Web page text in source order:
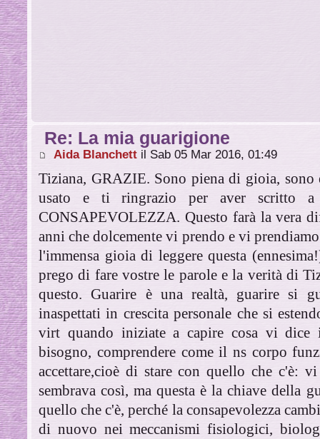
Re: La mia guarigione
Aida Blanchett il Sab 05 Mar 2016, 01:49
Tiziana, GRAZIE. Sono piena di gioia, sono
usato e ti ringrazio per aver scritto a
CONSAPEVOLEZZA. Questo farà la vera
anni che dolcemente vi prendo e vi
l'immensa gioia di leggere questa
prego di fare vostre le parole e la verità di
questo. Guarire è una realtà, guarire si
inaspettati in crescita personale che si
virt quando iniziate a capire cosa vi dice
bisogno, comprendere come il ns corpo
accettare,cioè di stare con quello che c'è: vi
sembrava così, ma questa è la chiave della
quello che c'è, perché la consapevolezza
di nuovo nei meccanismi fisiologici,